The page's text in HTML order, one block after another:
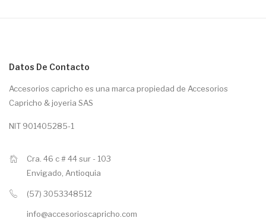
Datos De Contacto
Accesorios capricho es una marca propiedad de Accesorios
Capricho & joyeria SAS
NIT 901405285-1
Cra. 46 c # 44 sur - 103
Envigado, Antioquia
(57) 3053348512
info@accesorioscapricho.com